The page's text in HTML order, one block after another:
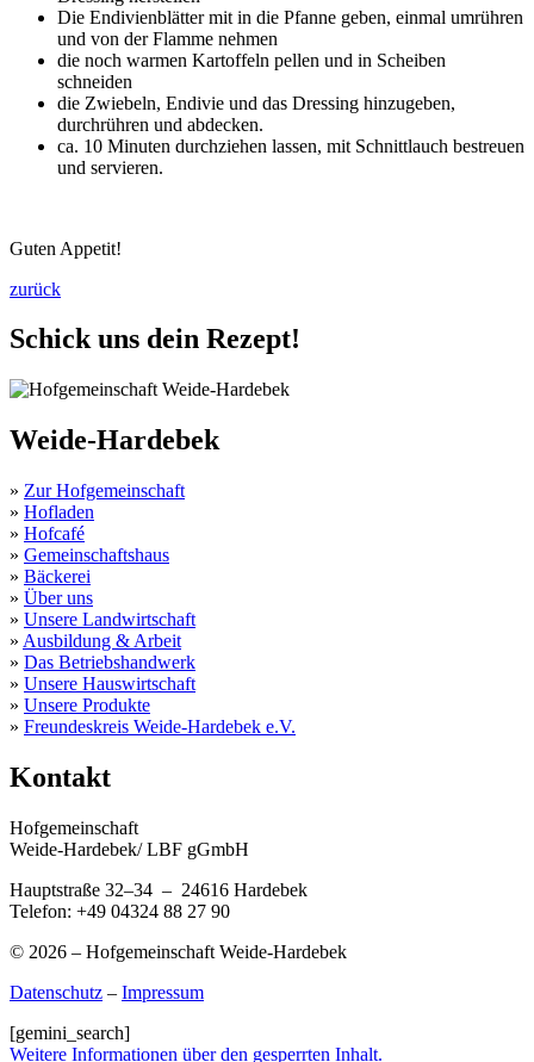
Die Endivienblätter mit in die Pfanne geben, einmal umrühren
und von der Flamme nehmen
die noch warmen Kartoffeln pellen und in Scheiben
schneiden
die Zwiebeln, Endivie und das Dressing hinzugeben,
durchrühren und abdecken.
ca. 10 Minuten durchziehen lassen, mit Schnittlauch bestreuen
und servieren.
Guten Appetit!
zurück
Schick uns dein Rezept!
Weide-Hardebek
» Zur Hofgemeinschaft
» Hofladen
» Hofcafé
» Gemeinschaftshaus
» Bäckerei
» Über uns
» Unsere Landwirtschaft
» Ausbildung & Arbeit
» Das Betriebshandwerk
» Unsere Hauswirtschaft
» Unsere Produkte
» Freundeskreis Weide-Hardebek e.V.
Kontakt
Hofgemeinschaft
Weide-Hardebek/ LBF gGmbH
Hauptstraße 32–34 – 24616 Hardebek
Telefon: +49 04324 88 27 90
© 2026 – Hofgemeinschaft Weide-Hardebek
Datenschutz – Impressum
[gemini_search]
Weitere Informationen über den gesperrten Inhalt.